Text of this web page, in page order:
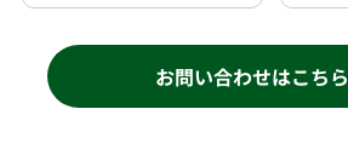
お問い合わせはこちら